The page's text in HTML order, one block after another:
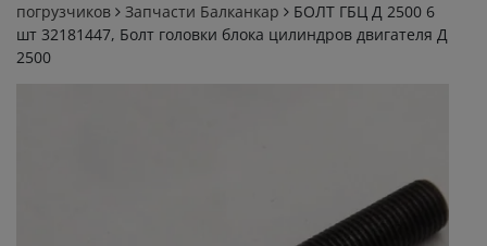
погрузчиков
Запчасти Балканкар
БОЛТ ГБЦ Д 2500 6
шт 32181447, Болт головки блока цилиндров двигателя Д
2500